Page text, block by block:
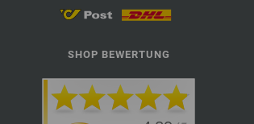
SHOP BEWERTUNG